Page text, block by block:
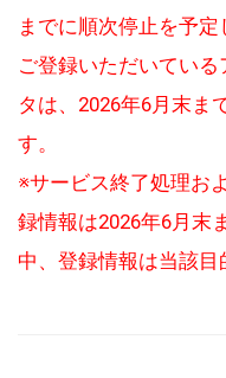
までに順次停止を予定
ご登録いただいてい
タは、2026年6月末ま
す。
※サービス終了処理お
録情報は2026年6月末
中、登録情報は当該目